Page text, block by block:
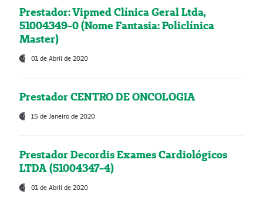
Prestador: Vipmed Clínica Geral Ltda,
51004349-0 (Nome Fantasia: Policlínica
Master)
01 de Abril de 2020
Prestador CENTRO DE ONCOLOGIA
15 de Janeiro de 2020
Prestador Decordis Exames Cardiológicos
LTDA (51004347-4)
01 de Abril de 2020